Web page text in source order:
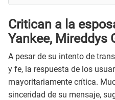
Critican a la
Yankee, Mireddys
A pesar de su intento de
y fe, la respuesta de los
mayoritariamente crítica.
sinceridad de su mensaje,